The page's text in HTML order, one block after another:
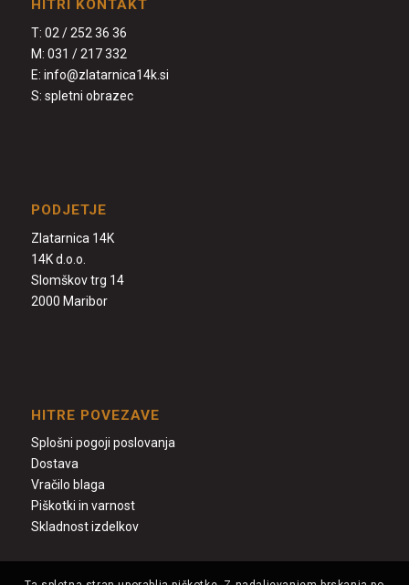
HITRI KONTAKT
T: 02 / 252 36 36
M: 031 / 217 332
E: info@zlatarnica14k.si
S: spletni obrazec
PODJETJE
Zlatarnica 14K
14K d.o.o.
Slomškov trg 14
2000 Maribor
HITRE POVEZAVE
Splošni pogoji poslovanja
Dostava
Vračilo blaga
Piškotki in varnost
Skladnost izdelkov